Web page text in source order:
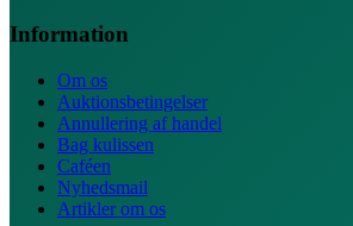
Information
Om os
Auktionsbetingelser
Annullering af handel
Bag kulissen
Caféen
Nyhedsmail
Artikler om os